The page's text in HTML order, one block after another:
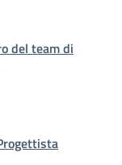
del team di